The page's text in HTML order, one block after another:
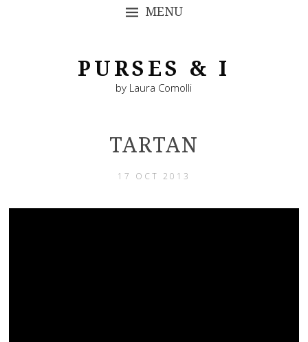
MENU
PURSES & I
by Laura Comolli
TARTAN
17 OCT 2013